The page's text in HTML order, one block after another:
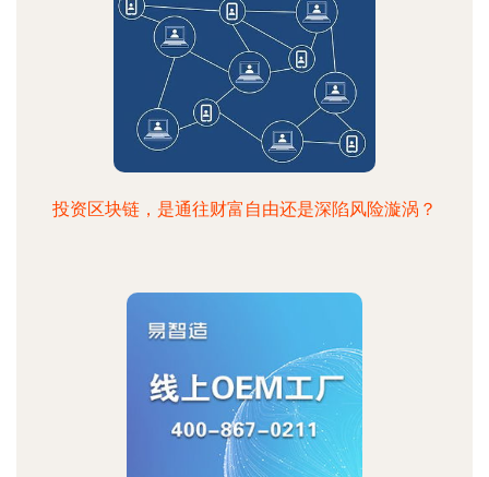
投资区块链，是通往财富自由还是深陷风险漩涡？